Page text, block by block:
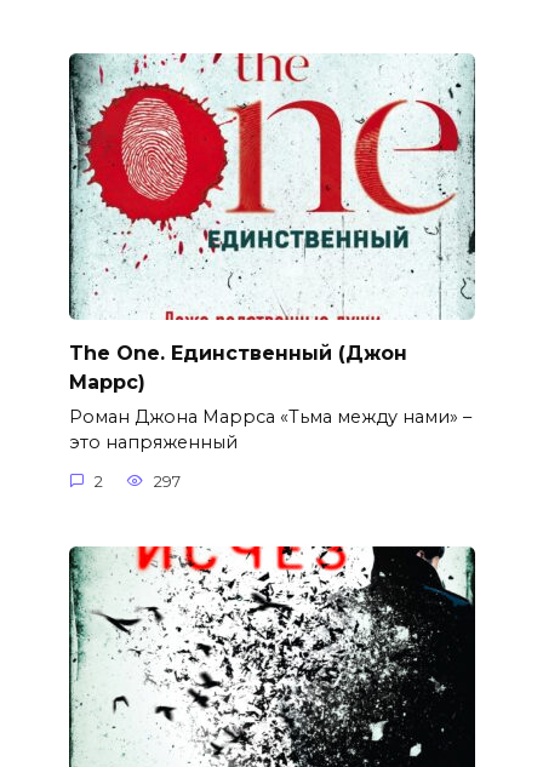
The One. Единственный (Джон
Маррс)
Роман Джона Маррса «Тьма между нами» –
это напряженный
2 297